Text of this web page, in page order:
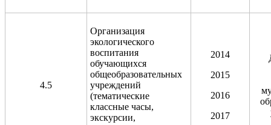
4.5
Организация
экологического
воспитания
обучающихся
общеобразовательных
учреждений
(тематические
классные часы,
экскурсии,
2014
2015
2016
2017